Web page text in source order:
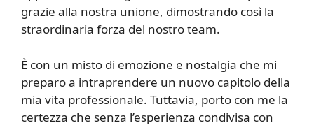
grazie alla nostra unione, dimostrando così la
straordinaria forza del nostro team.
È con un misto di emozione e nostalgia che mi
preparo a intraprendere un nuovo capitolo della
mia vita professionale. Tuttavia, porto con me la
certezza che senza l’esperienza condivisa con